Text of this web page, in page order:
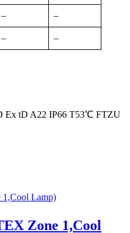
– –
– –
Ex tD A22 IP66 T53℃ FTZU
Zone 1,Cool